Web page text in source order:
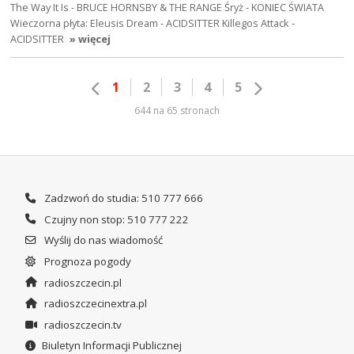
The Way It Is - BRUCE HORNSBY & THE RANGE Śryż - KONIEC ŚWIATA
Wieczorna płyta: Eleusis Dream - ACIDSITTER Killegos Attack -
ACIDSITTER » więcej
1 2 3 4 5
644 na 65 stronach
Zadzwoń do studia: 510 777 666
Czujny non stop: 510 777 222
Wyślij do nas wiadomość
Prognoza pogody
radioszczecin.pl
radioszczecinextra.pl
radioszczecin.tv
Biuletyn Informacji Publicznej